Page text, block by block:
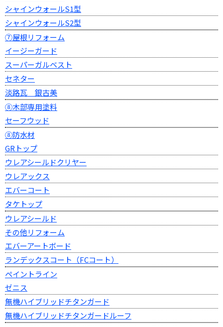
シャインウォールS1型
シャインウォールS2型
⑦屋根リフォーム
イージーガード
スーパーガルベスト
セネター
淡路瓦 銀古美
⑧木部専用塗料
セーフウッド
⑧防水材
GRトップ
ウレアシールドクリヤー
ウレアックス
エバーコート
タケトップ
ウレアシールド
その他リフォーム
エバーアートボード
ランデックスコート（FCコート）
ペイントライン
ゼニス
無機ハイブリッドチタンガード
無機ハイブリッドチタンガードルーフ